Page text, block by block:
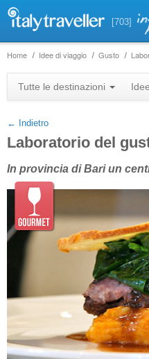
[703]
Home Idee di viaggio Gusto
Tutte le destinazioni
← Indietro
Laboratorio del
In provincia di Bari un
+
−